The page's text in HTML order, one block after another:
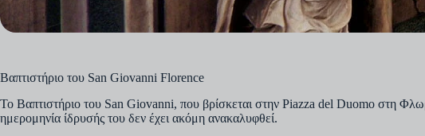
Βαπτιστήριο του San Giovanni Florence
Το Βαπτιστήριο του San Giovanni, που βρίσκεται στην Piazza del Duomo στη
ημερομηνία ίδρυσής του δεν έχει ακόμη ανακαλυφθεί.